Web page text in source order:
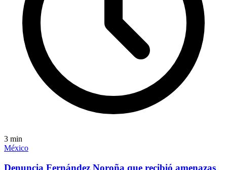
3 min
México
Denuncia Fernández Noroña que recibió amenazas